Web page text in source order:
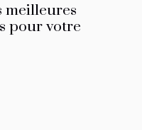
meilleures
pour votre